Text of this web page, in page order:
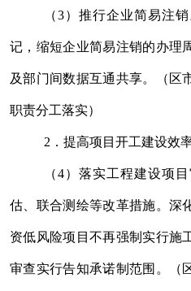
（3）推行企业简易注
记，缩短企业简易注销的办理
及部门间数据互通共享。（区
职责分工落实）
2 ．提高项目开工建设效
（4）落实工程建设项
估、联合测绘等改革措施。深
资低风险项目不再强制实行施
审查实行告知承诺制范围。（